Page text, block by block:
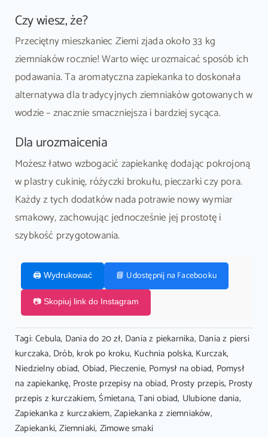
Czy wiesz, że?
Przeciętny mieszkaniec Ziemi zjada około 33 kg
ziemniaków rocznie! Warto więc urozmaicać sposób ich
podawania. Ta aromatyczna zapiekanka to doskonała
alternatywa dla tradycyjnych ziemniaków gotowanych w
wodzie – znacznie smaczniejsza i bardziej sycąca.
Dla urozmaicenia
Możesz łatwo wzbogacić zapiekankę dodając pokrojoną
w plastry cukinię, różyczki brokułu, pieczarki czy pora.
Każdy z tych dodatków nada potrawie nowy wymiar
smakowy, zachowując jednocześnie jej prostotę i
szybkość przygotowania.
🖨️ Wydrukować 📘 Udostępnij na Facebooku
📷 Skopiuj link do Instagram
Tagi:Cebula, Dania do 20 zł, Dania z piekarnika, Dania z piersi
kurczaka, Drób, krok po kroku, Kuchnia polska, Kurczak,
Niedzielny obiad, Obiad, Pieczenie, Pomysł na obiad, Pomysł
na zapiekankę, Proste przepisy na obiad, Prosty przepis, Prosty
przepis z kurczakiem,Śmietana,Tani obiad, Ulubione dania,
Zapiekanka z kurczakiem, Zapiekanka z ziemniaków,
Zapiekanki,Ziemniaki, Zimowe smaki